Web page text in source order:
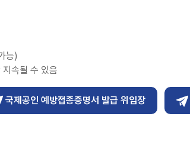
능)
속될 수 있음
국제공인 예방접종증명서 발급 위임장